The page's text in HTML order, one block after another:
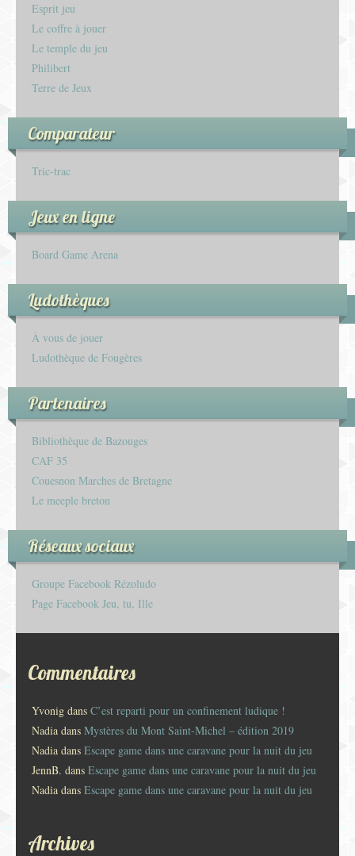
Esprit jeu
Le coffre à jouer
Le temple du jeu
Philibert
Terre de Jeux
Comparateur
Tric-trac
Jeux en ligne
Board Game Arena
Ludothèques
À vous de jouer
Ludothèque de Fougères
Partenaires
Bibliothèque de Bazouges
CAF 35
Couesnon Marches de Bretagne
Le meeple breton
Réseaux sociaux
Groupe Facebook Rézoludo
Page Facebook Jeu, tu, Ille
Commentaires
Yvonig dans C’est reparti pour un confinement ludique !
Nadia dans Mystères du Mont Saint-Michel – édition 2019
Nadia dans Escape game dans une caravane pour la nuit du jeu
JennB. dans Escape game dans une caravane pour la nuit du jeu
Nadia dans Escape game dans une caravane pour la nuit du jeu
Archives